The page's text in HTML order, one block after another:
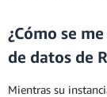
¿Cómo se
de datos de
Mientras su